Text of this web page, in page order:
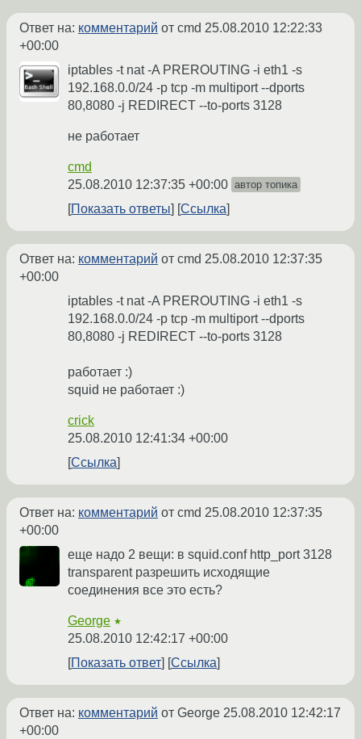
Ответ на: комментарий от cmd 25.08.2010 12:22:33
+00:00
iptables -t nat -A PREROUTING -i eth1 -s
192.168.0.0/24 -p tcp -m multiport --dports
80,8080 -j REDIRECT --to-ports 3128
не работает
cmd
25.08.2010 12:37:35 +00:00 автор топика
Показать ответы Ссылка
Ответ на: комментарий от cmd 25.08.2010 12:37:35
+00:00
iptables -t nat -A PREROUTING -i eth1 -s
192.168.0.0/24 -p tcp -m multiport --dports
80,8080 -j REDIRECT --to-ports 3128
работает :)
squid не работает :)
crick
25.08.2010 12:41:34 +00:00
Ссылка
Ответ на: комментарий от cmd 25.08.2010 12:37:35
+00:00
еще надо 2 вещи: в squid.conf http_port 3128
transparent разрешить исходящие
соединения все это есть?
George ★
25.08.2010 12:42:17 +00:00
Показать ответ
Ссылка
Ответ на: комментарий от George 25.08.2010 12:42:17
+00:00